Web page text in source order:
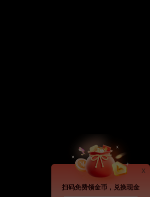
x
扫码免费领金币，兑换现金